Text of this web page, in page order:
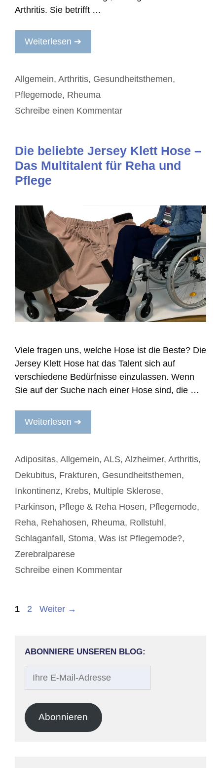
Arthritis. Sie betrifft …
Weiterlesen ➔
Kategorien
Allgemein, Arthritis, Gesundheitsthemen,
Pflegemode, Rheuma
Schreibe einen Kommentar
Die beliebte Jersey Klett Hose –
Das Multitalent für Reha und
Pflege
Viele fragen uns, welche Hose ist die Beste? Die
Jersey Klett Hose hat das Talent sich auf
verschiedene Bedürfnisse einzulassen. Wenn
Sie auf der Suche nach einer Hose sind, die …
Weiterlesen ➔
Kategorien
Adipositas, Allgemein, ALS, Alzheimer, Arthritis,
Dekubitus, Frakturen, Gesundheitsthemen,
Inkontinenz, Krebs, Multiple Sklerose,
Parkinson, Pflege & Reha Hosen, Pflegemode,
Reha, Rehahosen, Rheuma, Rollstuhl ,
Schlaganfall , Stoma, Was ist Pflegemode?,
Zerebralparese
Schreibe einen Kommentar
Beitrags-
Seite
1 Seite
2 Weiter →
ABONNIERE UNSEREN BLOG:
Adresse
Abonnieren